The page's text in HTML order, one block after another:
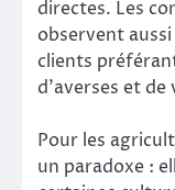
directes. Les
observent
clients
d’averses et
Pour les
un paradoxe :